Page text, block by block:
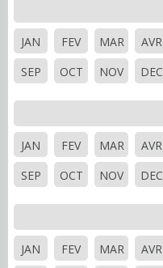
JAN FEV MAR AVR
SEP
OCT NOV DEC
JAN FEV MAR AVR
SEP
OCT NOV DEC
JAN FEV MAR AVR